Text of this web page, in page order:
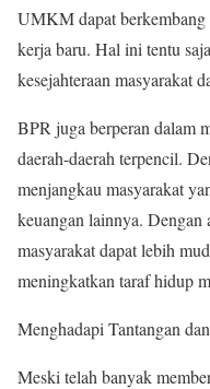
UMKM dapat berkembang
kerja baru. Hal ini tentu
kesejahteraan masyarakat
BPR juga berperan dalam
daerah-daerah terpencil.
menjangkau masyarakat
keuangan lainnya. Dengan
masyarakat dapat lebih
meningkatkan taraf hidup
Menghadapi Tantangan
Meski telah banyak